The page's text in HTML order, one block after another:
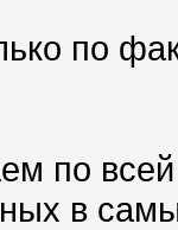
по
по
в